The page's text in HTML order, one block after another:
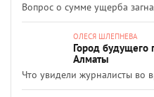
Вопрос о сумме ущерба
ОЛЕСЯ ШЛЕПНЕВА
Город будущего
Алматы
Что увидели журналисты во